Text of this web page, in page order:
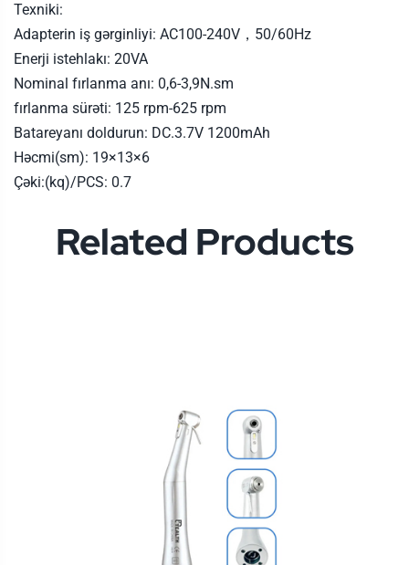
Texniki:
Adapterin iş gərginliyi: AC100-240V，50/60Hz
Enerji istehlakı: 20VA
Nominal fırlanma anı: 0,6-3,9N.sm
fırlanma sürəti: 125 rpm-625 rpm
Batareyanı doldurun: DC.3.7V 1200mAh
Həcmi(sm): 19×13×6
Çəki:(kq)/PCS: 0.7
Related Products